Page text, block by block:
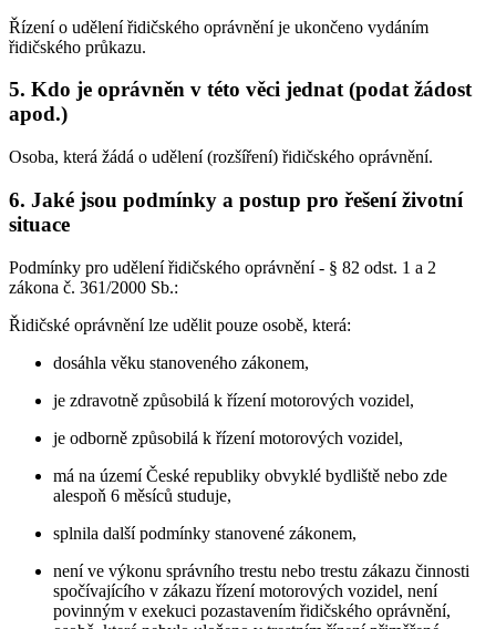
Řízení o udělení řidičského oprávnění je ukončeno vydáním
řidičského průkazu.
5. Kdo je oprávněn v této věci jednat (podat žádost
apod.)
Osoba, která žádá o udělení (rozšíření) řidičského oprávnění.
6. Jaké jsou podmínky a postup pro řešení životní
situace
Podmínky pro udělení řidičského oprávnění - § 82 odst. 1 a 2
zákona č. 361/2000 Sb.:
Řidičské oprávnění lze udělit pouze osobě, která:
dosáhla věku stanoveného zákonem,
je zdravotně způsobilá k řízení motorových vozidel,
je odborně způsobilá k řízení motorových vozidel,
má na území České republiky obvyklé bydliště nebo zde
alespoň 6 měsíců studuje,
splnila další podmínky stanovené zákonem,
není ve výkonu správního trestu nebo trestu zákazu činnosti
spočívajícího v zákazu řízení motorových vozidel, není
povinným v exekuci pozastavením řidičského oprávnění,